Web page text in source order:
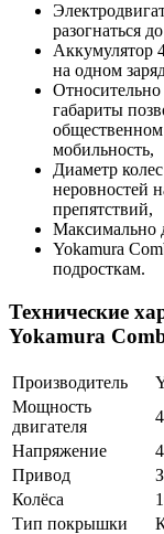
разогнаться
Аккумулятор
на одном
габариты
мобильность,
Диаметр
неровностей
препятствий,
Максимально
Yokamura
подросткам.
Технические
Yokamura
Производитель
Мощность
двигателя
Напряжение
Привод
Колёса
Тип покрышки